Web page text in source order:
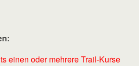
einen oder mehrere Trail-Kurse